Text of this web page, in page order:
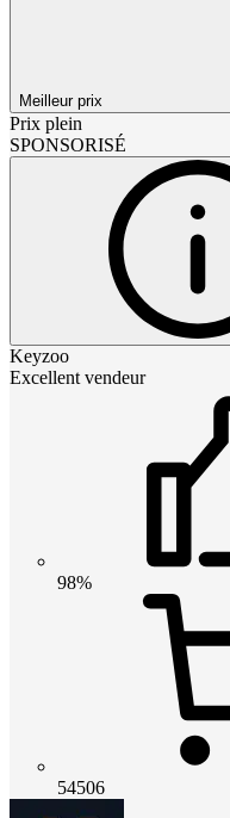
Meilleur prix
Prix plein
SPONSORISÉ
Keyzoo
Excellent vendeur
98%
54506